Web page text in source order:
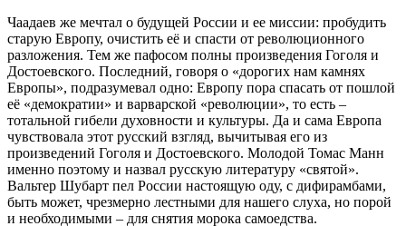
Чаадаев же мечтал о будущей России и ее миссии: пробудить
старую Европу, очистить её и спасти от революционного
разложения. Тем же пафосом полны произведения Гоголя и
Достоевского. Последний, говоря о «дорогих нам камнях
Европы», подразумевал одно: Европу пора спасать от пошлой
её «демократии» и варварской «революции», то есть –
тотальной гибели духовности и культуры. Да и сама Европа
чувствовала этот русский взгляд, вычитывая его из
произведений Гоголя и Достоевского. Молодой Томас Манн
именно поэтому и назвал русскую литературу «святой».
Вальтер Шубарт пел России настоящую оду, с дифирамбами,
быть может, чрезмерно лестными для нашего слуха, но порой
и необходимыми – для снятия морока самоедства.